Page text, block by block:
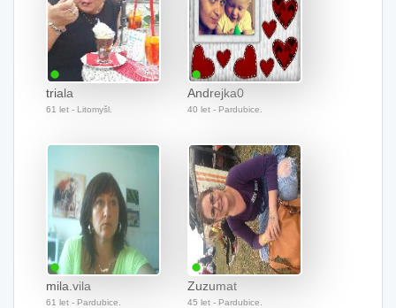
triala
61 let - Litomyšl.
Andrejka0
40 let - Pardubice.
mila.vila
61 let - Pardubice.
Zuzumat
45 let - Pardubice.